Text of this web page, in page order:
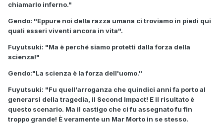
chiamarlo inferno."
Gendo: "Eppure noi della razza umana ci troviamo in piedi qui
quali esseri viventi ancora in vita".
Fuyutsuki: "Ma è perché siamo protetti dalla forza della
scienza!"
Gendo:"La scienza è la forza dell'uomo."
Fuyutsuki: "Fu quell'arroganza che quindici anni fa porto al
generarsi della tragedia, il Second Impact! E il risultato è
questo scenario. Ma il castigo che ci fu assegnato fu fin
troppo grande! È veramente un Mar Morto in se stesso.